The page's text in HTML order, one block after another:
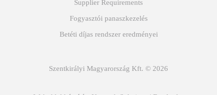
Supplier Requirements
Fogyasztói panaszkezelés
Betéti díjas rendszer eredményei
Szentkirályi Magyarország Kft. © 2026